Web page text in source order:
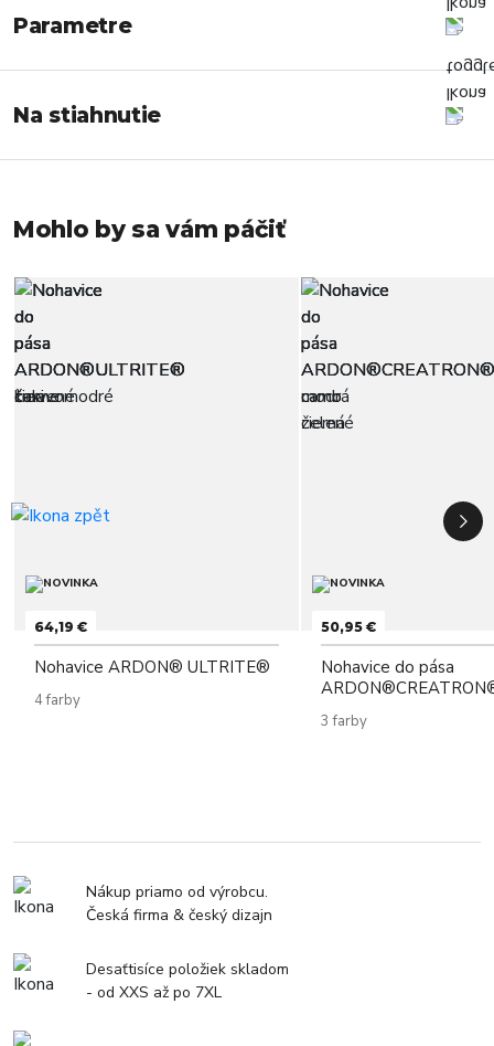
Parametre
Na stiahnutie
Mohlo by sa vám páčiť
64,19 €
Nohavice ARDON® ULTRITE®
4 farby
50,95 €
Nohavice do pása
3 farby
Nákup priamo od výrobcu.
Česká firma & český dizajn
Desaťtisíce položiek skladom
- od XXS až po 7XL